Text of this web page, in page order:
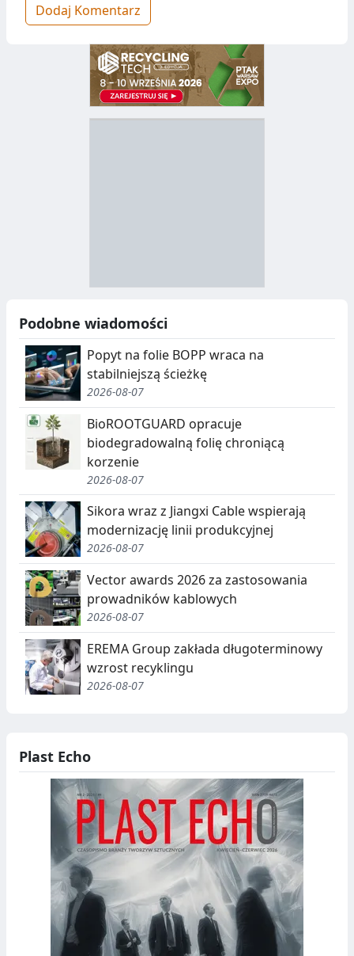
Dodaj Komentarz
N
I
E
,
S
E
G
R
E
G
A
C
J
A
,
R
Y
K
L
I
N
G
T
B
U
C
J
A
O
D
B
I
O
Podobne wiadomości
Popyt na folie BOPP wraca na
stabilniejszą ścieżkę
2026-08-07
BioROOTGUARD opracuje
biodegradowalną folię chroniącą
korzenie
2026-08-07
Sikora wraz z Jiangxi Cable wspierają
modernizację linii produkcyjnej
2026-08-07
Vector awards 2026 za zastosowania
prowadników kablowych
2026-08-07
EREMA Group zakłada długoterminowy
wzrost recyklingu
2026-08-07
Plast Echo